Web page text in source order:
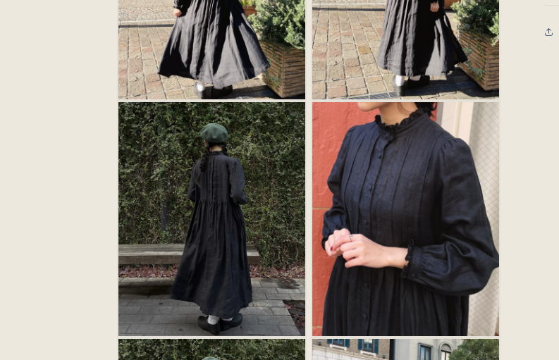
開
く
開
く
モ
ー
ダ
ル
で
メ
デ
ィ
ア
(4)
を
開
く
モ
ー
で
ィ
ア
く
モ
ー
モ
ー